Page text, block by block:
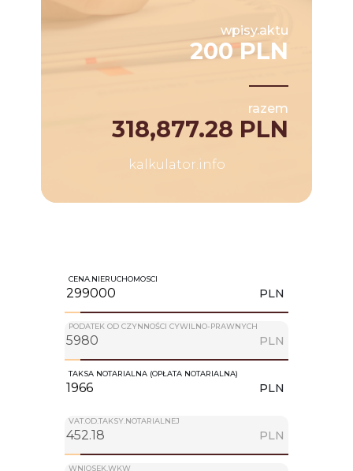
wpisy.aktu
200 PLN
razem
318,877.28 PLN
kalkulator.info
CENA.NIERUCHOMOSCI
PLN
PODATEK OD CZYNNOŚCI CYWILNO-PRAWNYCH
PLN
TAKSA NOTARIALNA (OPŁATA NOTARIALNA)
PLN
VAT.OD.TAKSY.NOTARIALNEJ
PLN
WNIOSEK.WKW